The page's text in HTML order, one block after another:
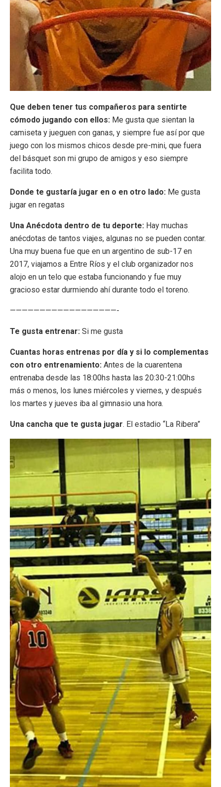
Que deben tener tus compañeros para sentirte
cómodo jugando con ellos: Me gusta que sientan la
camiseta y jueguen con ganas, y siempre fue así por que
juego con los mismos chicos desde pre-mini, que fuera
del básquet son mi grupo de amigos y eso siempre
facilita todo.
Donde te gustaría jugar en o en otro lado: Me gusta
jugar en regatas
Una Anécdota dentro de tu deporte: Hay muchas
anécdotas de tantos viajes, algunas no se pueden contar.
Una muy buena fue que en un argentino de sub-17 en
2017, viajamos a Entre Ríos y el club organizador nos
alojo en un telo que estaba funcionando y fue muy
gracioso estar durmiendo ahí durante todo el toreno.
——————————————————-
Te gusta entrenar: Si me gusta
Cuantas horas entrenas por día y si lo complementas
con otro entrenamiento: Antes de la cuarentena
entrenaba desde las 18:00hs hasta las 20:30-21:00hs
más o menos, los lunes miércoles y viernes, y después
los martes y jueves iba al gimnasio una hora.
Una cancha que te gusta jugar. El estadio “La Ribera”